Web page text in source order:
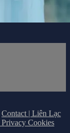
Contact | Liên Lạc
Privacy Cookies